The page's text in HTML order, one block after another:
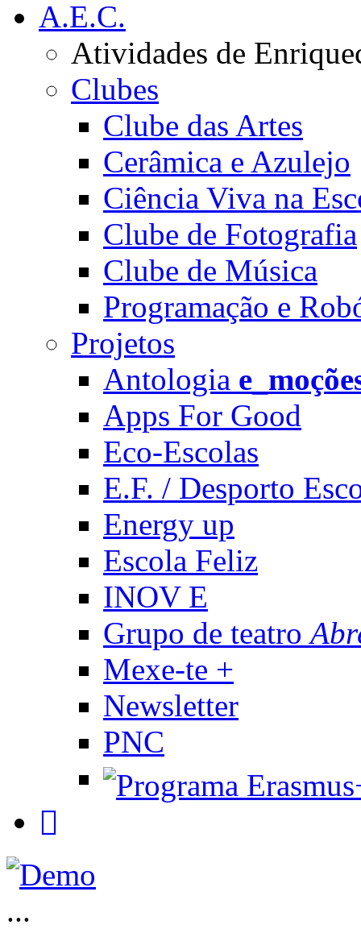
A.E.C.
Atividades de
Clubes
Clube das Artes
Cerâmica e Azulejo
Ciência Viva na
Clube de Fotografia
Clube de Música
Programação e
Projetos
Antologia
Apps For Good
Eco-Escolas
E.F. / Desporto
Energy up
Escola Feliz
INOV E
Grupo de teatro
Mexe-te +
Newsletter
PNC
...